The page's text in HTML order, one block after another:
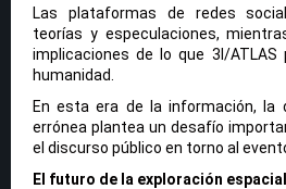
Las plataformas de redes
teorías y especulaciones,
implicaciones de lo que 3I/ATLAS
humanidad.
En esta era de la información, la
errónea plantea un desafío
el discurso público en torno al
El futuro de la exploración espacial